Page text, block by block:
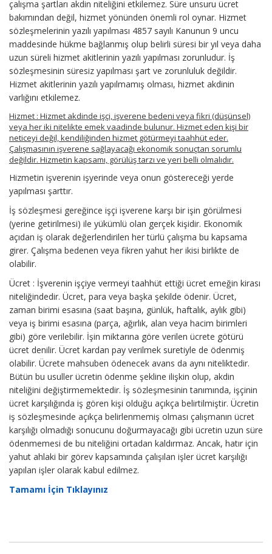
çalışma şartları akdin niteliğini etkilemez. Süre unsuru ücret
bakımından değil, hizmet yönünden önemli rol oynar. Hizmet
sözleşmelerinin yazılı yapılması 4857 sayılı Kanunun 9 uncu
maddesinde hükme bağlanmış olup belirli süresi bir yıl veya daha
uzun süreli hizmet akitlerinin yazılı yapılması zorunludur. İş
sözleşmesinin süresiz yapılması şart ve zorunluluk değildir.
Hizmet akitlerinin yazılı yapılmamış olması, hizmet akdinin
varlığını etkilemez.
Hizmet : Hizmet akdinde işçi, işverene bedeni veya fikri (düşünsel)
veya her iki nitelikte emek vaadinde bulunur. Hizmet eden kişi bir
neticeyi değil, kendiliğinden hizmet götürmeyi taahhüt eder.
Çalışmasının işverene sağlayacağı ekonomik sonuçtan sorumlu
değildir. Hizmetin kapsamı, görülüş tarzı ve yeri belli olmalıdır.
Hizmetin işverenin işyerinde veya onun göstereceği yerde
yapılması şarttır.
İş sözleşmesi gereğince işçi işverene karşı bir işin görülmesi
(yerine getirilmesi) ile yükümlü olan gerçek kişidir. Ekonomik
açıdan iş olarak değerlendirilen her türlü çalışma bu kapsama
girer. Çalışma bedenen veya fikren yahut her ikisi birlikte de
olabilir.
Ücret : İşverenin işçiye vermeyi taahhüt ettiği ücret emeğin kirası
niteliğindedir. Ücret, para veya başka şekilde ödenir. Ücret,
zaman birimi esasına (saat başına, günlük, haftalık, aylık gibi)
veya iş birimi esasına (parça, ağırlık, alan veya hacim birimleri
gibi) göre verilebilir. İşin miktarına göre verilen ücrete götürü
ücret denilir. Ücret kardan pay verilmek suretiyle de ödenmiş
olabilir. Ücrete mahsuben ödenecek avans da aynı niteliktedir.
Bütün bu usuller ücretin ödenme şekline ilişkin olup, akdin
niteliğini değiştirmemektedir. İş sözleşmesinin tanımında, işçinin
ücret karşılığında iş gören kişi olduğu açıkça belirtilmiştir. Ücretin
iş sözleşmesinde açıkça belirlenmemiş olması çalışmanın ücret
karşılığı olmadığı sonucunu doğurmayacağı gibi ücretin uzun süre
ödenmemesi de bu niteliğini ortadan kaldırmaz. Ancak, hatır için
yahut ahlaki bir görev kapsamında çalışılan işler ücret karşılığı
yapılan işler olarak kabul edilmez.
Tamamı İçin Tıklayınız